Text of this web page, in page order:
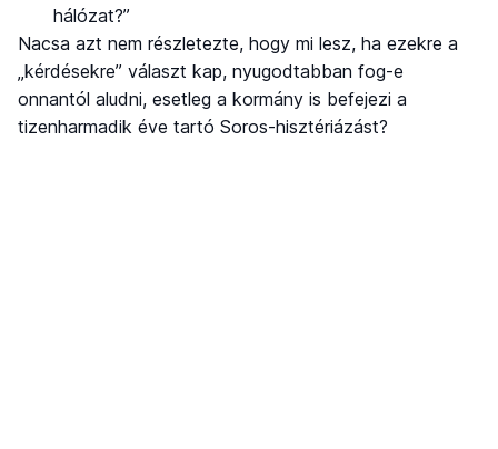
hálózat?”
Nacsa azt nem részletezte, hogy mi lesz, ha ezekre a
„kérdésekre” választ kap, nyugodtabban fog-e
onnantól aludni, esetleg a kormány is befejezi a
tizenharmadik éve tartó Soros-hisztériázást?